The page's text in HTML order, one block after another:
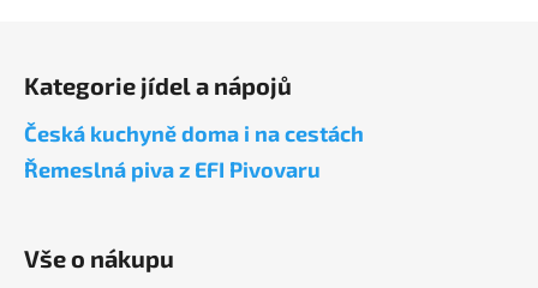
Kategorie jídel a nápojů
Česká kuchyně doma i na cestách
Řemeslná piva z EFI Pivovaru
Vše o nákupu